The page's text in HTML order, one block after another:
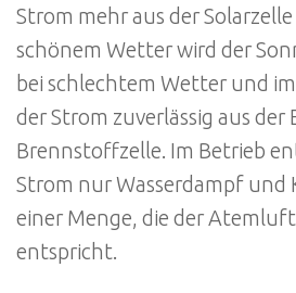
Strom mehr aus der
schönem Wetter wird der
bei schlechtem Wetter und
der Strom zuverlässig aus der
Brennstoffzelle. Im Betrieb
Strom nur Wasserdampf und
einer Menge, die der Atemluft
entspricht.